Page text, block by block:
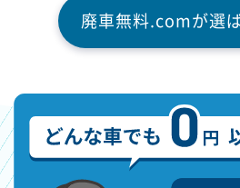
廃車無料.comが選